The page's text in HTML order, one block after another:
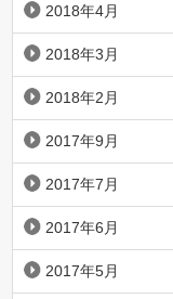
2018年4月
2018年3月
2018年2月
2017年9月
2017年7月
2017年6月
2017年5月